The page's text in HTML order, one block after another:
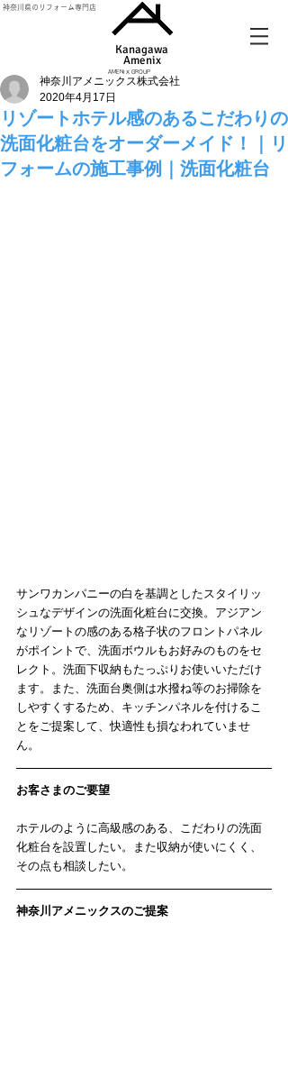
神奈川県のリフォーム専門店
Kanagawa
Amenix​
AMENIX GROUP
リゾートホテル感のあるこだわりの
洗面化粧台をオーダーメイド！｜リ
フォームの施工事例｜洗面化粧台
神奈川アメニックス株式会社
2020年4月17日
サンワカンパニーの白を基調としたスタイリッ
シュなデザインの洗面化粧台に交換。アジアン
なリゾートの感のある格子状のフロントパネル
がポイントで、洗面ボウルもお好みのものをセ
レクト。洗面下収納もたっぷりお使いいただけ
ます。また、洗面台奥側は水撥ね等のお掃除を
しやすくするため、キッチンパネルを付けるこ
とをご提案して、快適性も損なわれていませ
ん。
お客さまのご要望
ホテルのように高級感のある、こだわりの洗面
化粧台を設置したい。また収納が使いにくく、
その点も相談したい。
神奈川アメニックスのご提案